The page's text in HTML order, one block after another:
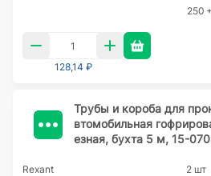
250 +
128,14 ₽
Трубы и короба для
втомобильная
езная, бухта 5 м, 15-
Rexant 2 шт